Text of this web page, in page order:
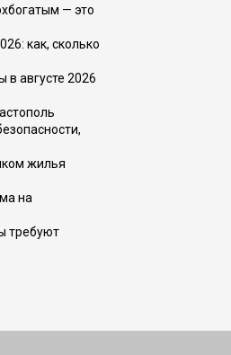
— это
как, сколько
августе 2026
жилья
на
требуют